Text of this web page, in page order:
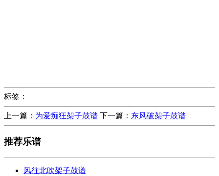
标签：
上一篇： 为爱痴狂架子鼓谱 下一篇： 东风破架子鼓谱
推荐乐谱
风往北吹架子鼓谱